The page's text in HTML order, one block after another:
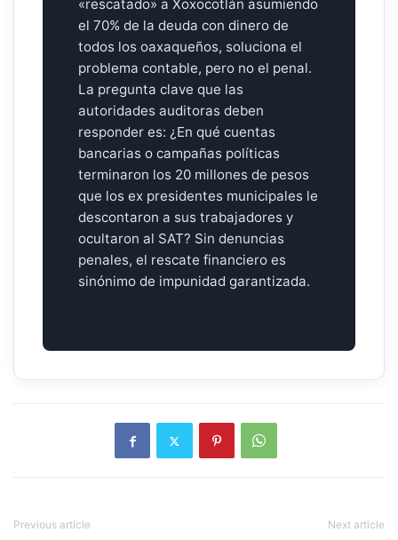
«rescatado» a Xoxocotlán asumiendo
el 70% de la deuda con dinero de
todos los oaxaqueños, soluciona el
problema contable, pero no el penal.
La pregunta clave que las
autoridades auditoras deben
responder es: ¿En qué cuentas
bancarias o campañas políticas
terminaron los 20 millones de pesos
que los ex presidentes municipales le
descontaron a sus trabajadores y
ocultaron al SAT? Sin denuncias
penales, el rescate financiero es
sinónimo de impunidad garantizada.
Previous article Next article